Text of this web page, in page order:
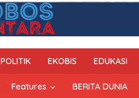
POLITIK EKOBIS EDUKASI
Features BERITA DUNIA